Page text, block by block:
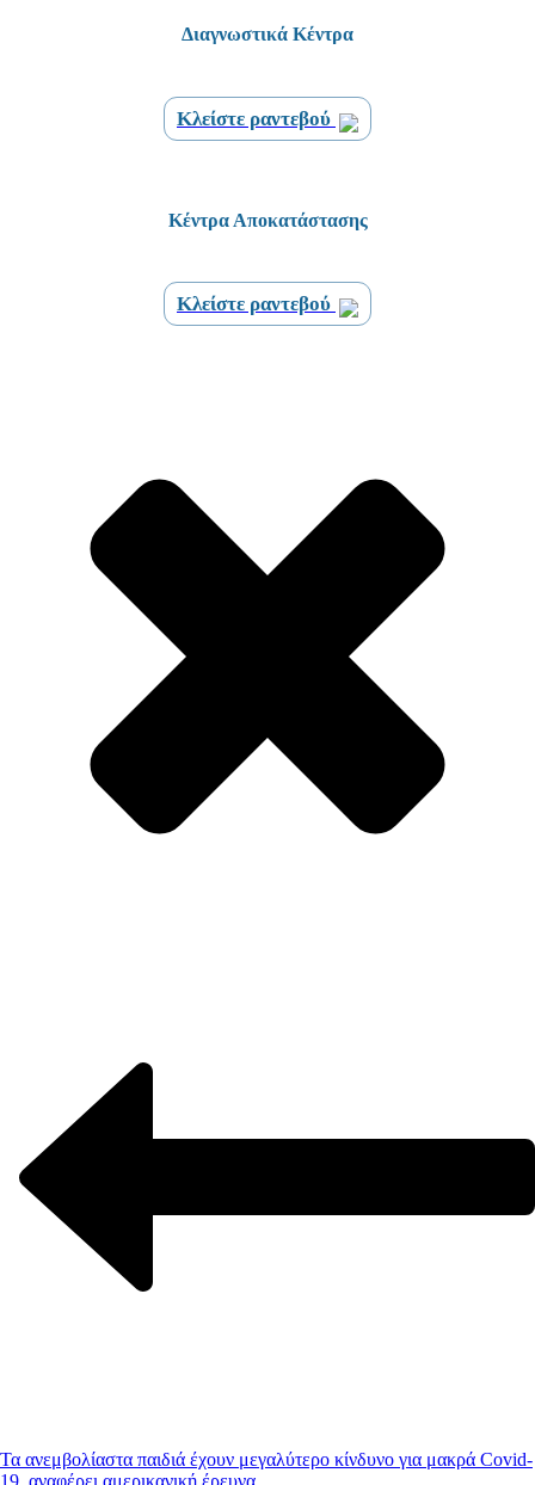
Διαγνωστικά Κέντρα
Κλείστε ραντεβού
Κέντρα Αποκατάστασης
Κλείστε ραντεβού
Τα ανεμβολίαστα παιδιά έχουν μεγαλύτερο κίνδυνο για μακρά Covid-